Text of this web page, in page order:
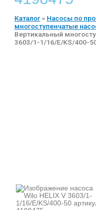
Каталог » Насосы по
многоступенчатые
Вертикальный
3603/1-1/16/E/KS/400-